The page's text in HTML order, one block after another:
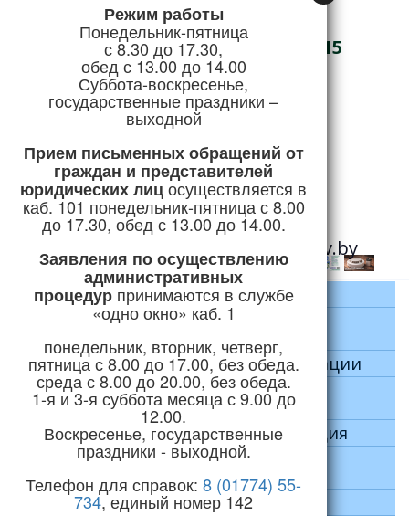
Адрес:
г. Логойск, ул. Советская, 15
Телефон/Факс:
+375 (1774) 5-51-41
Режим работы
Режим работы
Понедельник-пятница
с 8.30 до 17.30,
обед с 13.00 до 14.00
Суббота-воскресенье,
государственные праздники –
выходной
Прием письменных обращений от
граждан и представителей
юридических лицосуществляется в
каб. 101 понедельник-пятница с 8.00
до 17.30, обед с 13.00 до 14.00.
Заявления по осуществлению
административных
процедурпринимаются в службе
«одно окно» каб. 1
понедельник, вторник, четверг,
пятница с 8.00 до 17.00, без обеда.
среда с 8.00 до 20.00, без обеда.
1-я и 3-я суббота месяца с 9.00 до
12.00.
Воскресенье, государственные
праздники - выходной.
Телефон для справок:8 (01774) 55-
734, единый номер 142
Горячая линия:
+375 (1774) 5-24-04
priemnaya@logoysk.gov.by
Прокуратура Логойского района
Отдел внутренних дел Логойского
Отделение по гражданству и миграции
Отдел охраны правопорядка и
профилактики
Уголовно-исполнительная инспекция
Инспекция по делам
несовершеннолетних